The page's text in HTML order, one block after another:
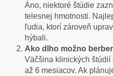
Áno, niektoré štúdie
telesnej hmotnosti.
ľudia, ktorí zároveň
hýbali.
Ako dlho možno
Väčšina klinických
až 6 mesiacov. Ak